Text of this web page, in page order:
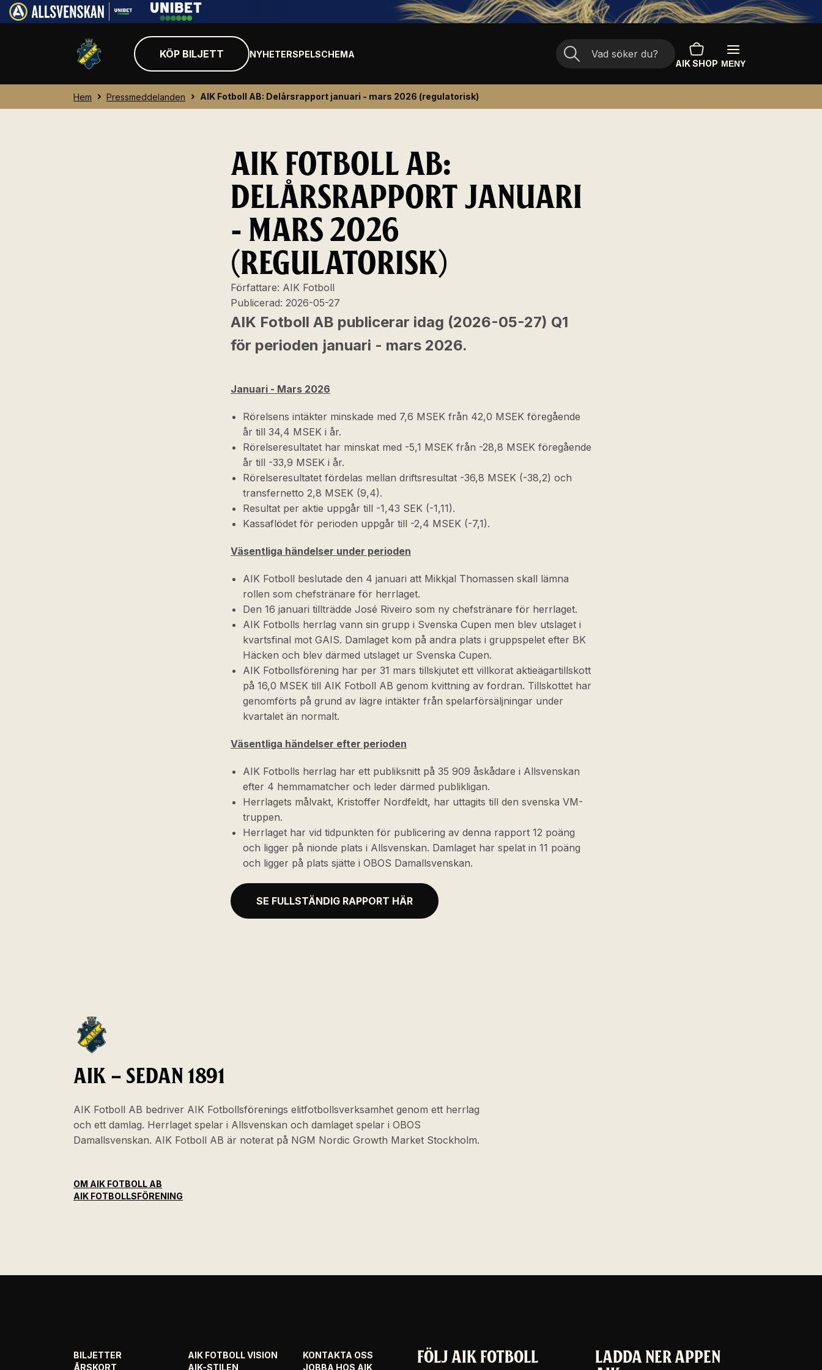
KÖP BILJETT NYHETERSPELSCHEMA
AIK SHOP MENY
Hem Pressmeddelanden AIK Fotboll AB: Delårsrapport januari - mars 2026 (regulatorisk)
AIK FOTBOLL AB:
DELÅRSRAPPORT JANUARI
- MARS 2026
(REGULATORISK)
Författare: AIK Fotboll
Publicerad: 2026-05-27
AIK Fotboll AB publicerar idag (2026-05-27) Q1
för perioden januari - mars 2026.
Januari - Mars 2026
Rörelsens intäkter minskade med 7,6 MSEK från 42,0 MSEK föregående
år till 34,4 MSEK i år.
Rörelseresultatet har minskat med -5,1 MSEK från -28,8 MSEK föregående
år till -33,9 MSEK i år.
Rörelseresultatet fördelas mellan driftsresultat -36,8 MSEK (-38,2) och
transfernetto 2,8 MSEK (9,4).
Resultat per aktie uppgår till -1,43 SEK (-1,11).
Kassaflödet för perioden uppgår till -2,4 MSEK (-7,1).
Väsentliga händelser under perioden
AIK Fotboll beslutade den 4 januari att Mikkjal Thomassen skall lämna
rollen som chefstränare för herrlaget.
Den 16 januari tillträdde José Riveiro som ny chefstränare för herrlaget.
AIK Fotbolls herrlag vann sin grupp i Svenska Cupen men blev utslaget i
kvartsfinal mot GAIS. Damlaget kom på andra plats i gruppspelet efter BK
Häcken och blev därmed utslaget ur Svenska Cupen.
AIK Fotbollsförening har per 31 mars tillskjutet ett villkorat aktieägartillskott
på 16,0 MSEK till AIK Fotboll AB genom kvittning av fordran. Tillskottet har
genomförts på grund av lägre intäkter från spelarförsäljningar under
kvartalet än normalt.
Väsentliga händelser efter perioden
AIK Fotbolls herrlag har ett publiksnitt på 35 909 åskådare i Allsvenskan
efter 4 hemmamatcher och leder därmed publikligan.
Herrlagets målvakt, Kristoffer Nordfeldt, har uttagits till den svenska VM-
truppen.
Herrlaget har vid tidpunkten för publicering av denna rapport 12 poäng
och ligger på nionde plats i Allsvenskan. Damlaget har spelat in 11 poäng
och ligger på plats sjätte i OBOS Damallsvenskan.
SE FULLSTÄNDIG RAPPORT HÄR
AIK – SEDAN 1891
AIK Fotboll AB bedriver AIK Fotbollsförenings elitfotbollsverksamhet genom ett herrlag
och ett damlag. Herrlaget spelar i Allsvenskan och damlaget spelar i OBOS
Damallsvenskan. AIK Fotboll AB är noterat på NGM Nordic Growth Market Stockholm.
OM AIK FOTBOLL AB
AIK FOTBOLLSFÖRENING
BILJETTER
ÅRSKORT
AIK FOTBOLL VISION
AIK-STILEN
KONTAKTA OSS
JOBBA HOS AIK
FÖLJ AIK FOTBOLL
LADDA NER APPEN